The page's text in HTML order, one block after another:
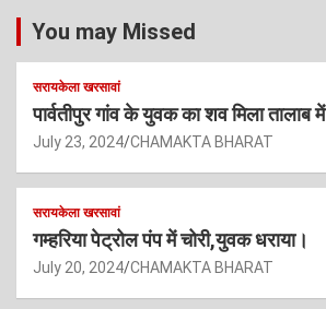
You may Missed
सरायकेला खरसावां
पार्वतीपुर गांव के युवक का शव मिला तालाब में
July 23, 2024 CHAMAKTA BHARAT
सरायकेला खरसावां
गम्हरिया पेट्रोल पंप में चोरी,युवक धराया।
July 20, 2024 CHAMAKTA BHARAT